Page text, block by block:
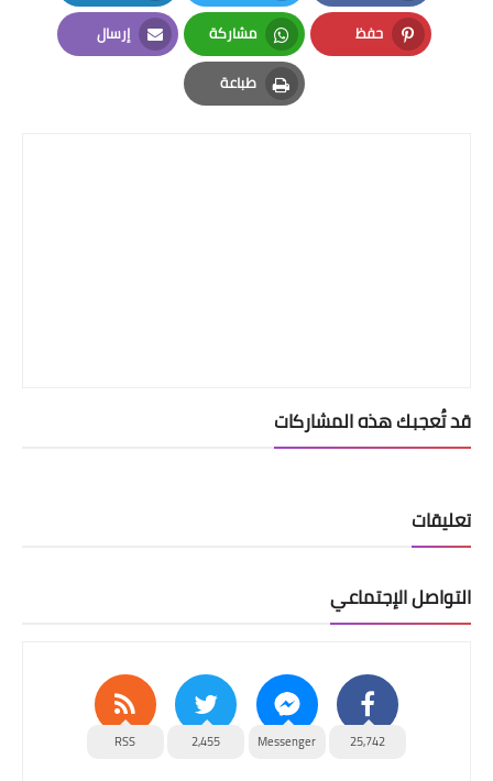
Facebook
Twitter
LinkedIn
حفظ
Pinterest
مشاركة
Whatsapp
إرسال
Email
طباعة
Print
قد تُعجبك هذه المشاركات
تعليقات
التواصل الإجتماعي
25,742
Messenger
2,455
RSS